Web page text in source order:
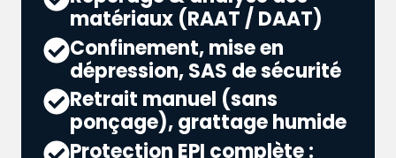
matériaux (RAAT / DAAT)
Confinement, mise en
dépression, SAS de sécurité
Retrait manuel (sans
ponçage), grattage humide
Protection EPI complète :